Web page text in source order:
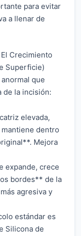
para evitar
a llenar de
Crecimiento
Superficie)
que
de la incisión:
elevada,
dentro
Mejora
expande, crece
bordes** de la
agresiva y
estándar es
Silicona de